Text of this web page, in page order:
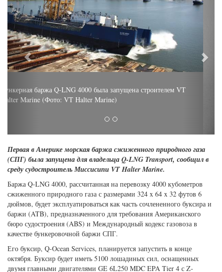
Рональд Бачковски, президент и главный исполнительный
директор VT Halter Marine
Первая в Америке морская баржа сжиженного природного газа
(СПГ) была запущена для владельца Q-LNG Transport, сообщил в
среду судостроитель Миссисипи VT Halter Marine.